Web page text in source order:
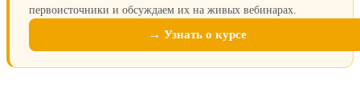
первоисточники и обсуждаем их на живых вебинарах.
→ Узнать о курсе